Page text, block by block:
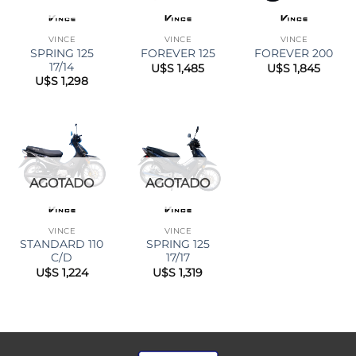
VINCE
SPRING 125
17/14
U$S1,298
VINCE
FOREVER 125
U$S1,485
VINCE
FOREVER 200
U$S1,845
AGOTADO
VINCE
STANDARD 110
C/D
U$S 1,224
AGOTADO
VINCE
SPRING 125
17/17
U$S1,319